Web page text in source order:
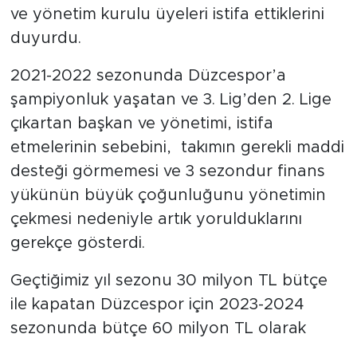
ve yönetim kurulu üyeleri istifa ettiklerini
duyurdu.
2021-2022 sezonunda Düzcespor’a
şampiyonluk yaşatan ve 3. Lig’den 2. Lige
çıkartan başkan ve yönetimi, istifa
etmelerinin sebebini, takımın gerekli maddi
desteği görmemesi ve 3 sezondur finans
yükünün büyük çoğunluğunu yönetimin
çekmesi nedeniyle artık yorulduklarını
gerekçe gösterdi.
Geçtiğimiz yıl sezonu 30 milyon TL bütçe
ile kapatan Düzcespor için 2023-2024
sezonunda bütçe 60 milyon TL olarak